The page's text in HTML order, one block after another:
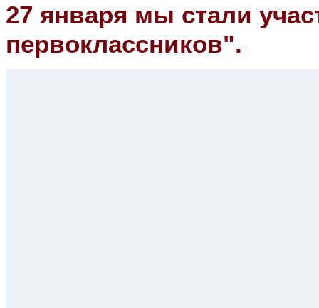
27 января мы стали
первоклассников".